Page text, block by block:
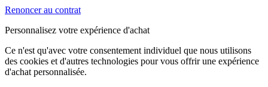
Renoncer au contrat
Personnalisez votre expérience d'achat
Ce n'est qu'avec votre consentement individuel que nous utilisons
des cookies et d'autres technologies pour vous offrir une expérience
d'achat personnalisée.